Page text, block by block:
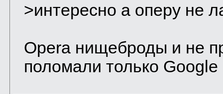
>интересно а оперу не
Opera нищеброды и не
поломали только Google